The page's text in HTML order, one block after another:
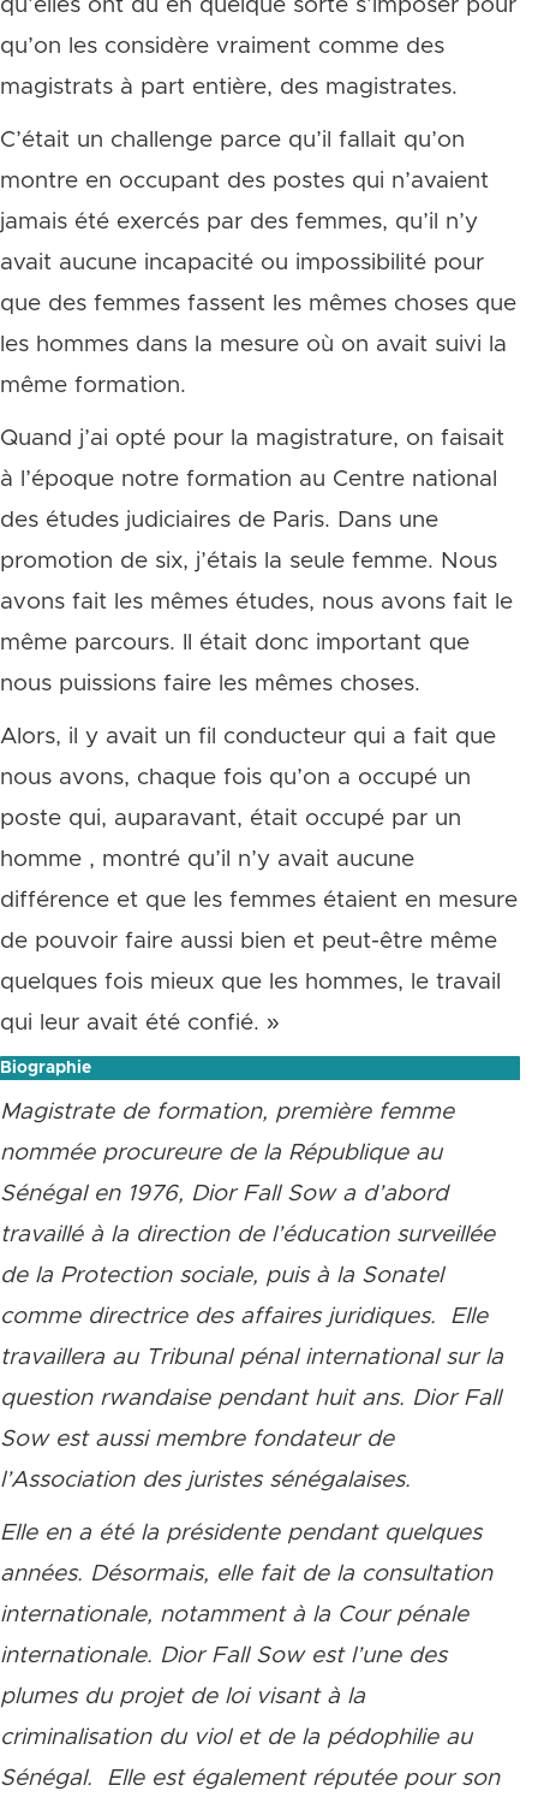
qu’elles ont dû en quelque sorte s’imposer pour
qu’on les considère vraiment comme des
magistrats à part entière, des magistrates.
C’était un challenge parce qu’il fallait qu’on
montre en occupant des postes qui n’avaient
jamais été exercés par des femmes, qu’il n’y
avait aucune incapacité ou impossibilité pour
que des femmes fassent les mêmes choses que
les hommes dans la mesure où on avait suivi la
même formation.
Quand j’ai opté pour la magistrature, on faisait
à l’époque notre formation au Centre national
des études judiciaires de Paris. Dans une
promotion de six, j’étais la seule femme. Nous
avons fait les mêmes études, nous avons fait le
même parcours. Il était donc important que
nous puissions faire les mêmes choses.
Alors, il y avait un fil conducteur qui a fait que
nous avons, chaque fois qu’on a occupé un
poste qui, auparavant, était occupé par un
homme , montré qu’il n’y avait aucune
différence et que les femmes étaient en mesure
de pouvoir faire aussi bien et peut-être même
quelques fois mieux que les hommes, le travail
qui leur avait été confié. »
Biographie
Magistrate de formation, première femme
nommée procureure de la République au
Sénégal en 1976, Dior Fall Sow a d’abord
travaillé à la direction de l’éducation surveillée
de la Protection sociale, puis à la Sonatel
comme directrice des affaires juridiques. Elle
travaillera au Tribunal pénal international sur la
question rwandaise pendant huit ans. Dior Fall
Sow est aussi membre fondateur de
l’Association des juristes sénégalaises.
Elle en a été la présidente pendant quelques
années. Désormais, elle fait de la consultation
internationale, notamment à la Cour pénale
internationale. Dior Fall Sow est l’une des
plumes du projet de loi visant à la
criminalisation du viol et de la pédophilie au
Sénégal. Elle est également réputée pour son